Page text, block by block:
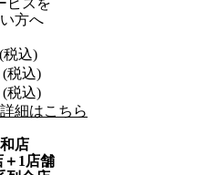
ビスを
方へ
(税込)
(税込)
(税込)
細はこちら
店
＋1店舗